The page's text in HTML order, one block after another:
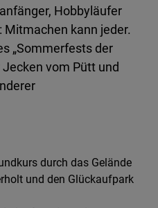
Hobbyläufer
kann jeder.
„Sommerfests der
vom Pütt und
durch das Gelände
und den Glückaufpark